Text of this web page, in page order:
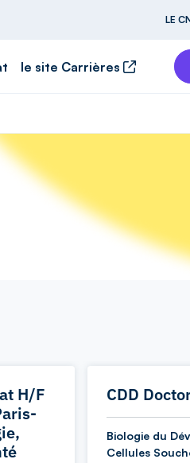
LE
le site Carrières
H/F
CDD
Biologie du
Cellules